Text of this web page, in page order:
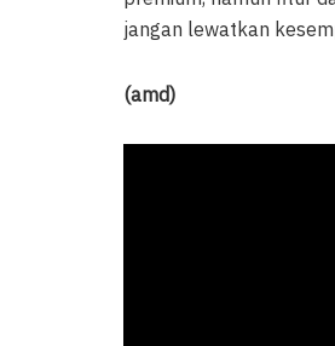
jangan lewatkan
(amd)